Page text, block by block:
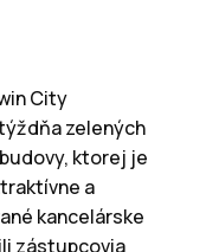
City
zelených
ktorej je
a
kancelárske
zástupcovia